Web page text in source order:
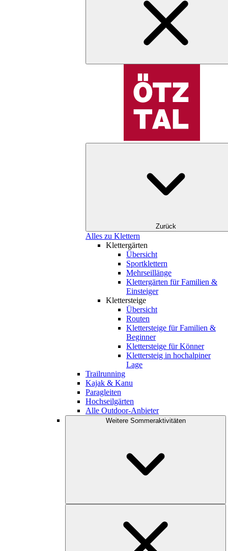
Zurück
Alles zu Klettern
Klettergärten
Übersicht
Sportklettern
Mehrseillänge
Klettergärten für Familien &
Einsteiger
Klettersteige
Übersicht
Routen
Klettersteige für Familien &
Beginner
Klettersteige für Könner
Klettersteig in hochalpiner
Lage
Trailrunning
Kajak & Kanu
Paragleiten
Hochseilgärten
Alle Outdoor-Anbieter
Weitere Sommeraktivitäten